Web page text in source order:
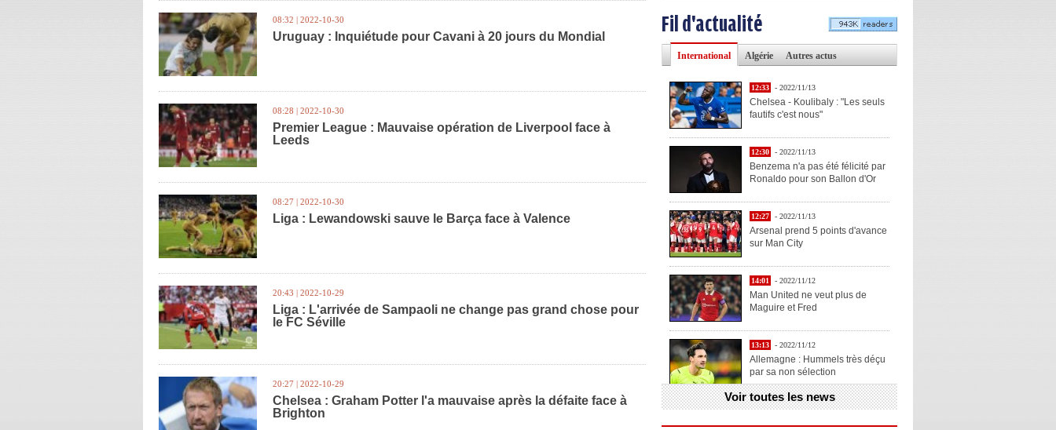
08:32 | 2022-10-30
Uruguay : Inquiétude pour Cavani à 20 jours du Mondial
08:28 | 2022-10-30
Premier League : Mauvaise opération de Liverpool face à
Leeds
08:27 | 2022-10-30
Liga : Lewandowski sauve le Barça face à Valence
20:43 | 2022-10-29
Liga : L'arrivée de Sampaoli ne change pas grand chose pour
le FC Séville
20:27 | 2022-10-29
Chelsea : Graham Potter l'a mauvaise après la défaite face à
Brighton
Fil d'actualité
International Algérie Autres actus
12:33 - 2022/11/13
Chelsea - Koulibaly : "Les seuls
fautifs c'est nous"
12:30 - 2022/11/13
Benzema n'a pas été félicité par
Ronaldo pour son Ballon d'Or
12:27 - 2022/11/13
Arsenal prend 5 points d'avance
sur Man City
14:01 - 2022/11/12
Man United ne veut plus de
Maguire et Fred
13:13 - 2022/11/12
Allemagne : Hummels très déçu
par sa non sélection
13:11 - 2022/11/12
Henry explique la chose qu'il
Voir toutes les news